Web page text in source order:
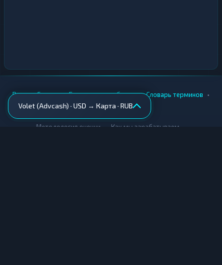
Volet (Advcash) · USD → Карта · RUB
Вики • Города • Безопасность обмена • Словарь терминов •
AML-проверка
Методология оценки Как мы зарабатываем